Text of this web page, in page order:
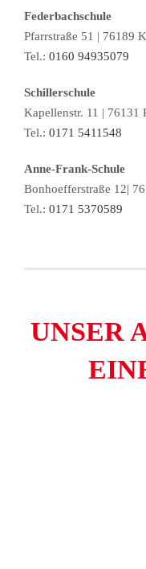
Federbachschule
Pfarrstraße 51 | 76189
Tel.: 0160 94935079
Schillerschule
Kapellenstr. 11 | 76131
Tel.: 0171 5411548
Anne-Frank-Schule
Bonhoefferstraße 12|
Tel.: 0171 5370589
UNSER